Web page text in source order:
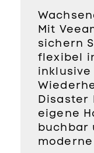
Mit
sichern
flexibel
inklusive
Disaster
eigene
buchbar